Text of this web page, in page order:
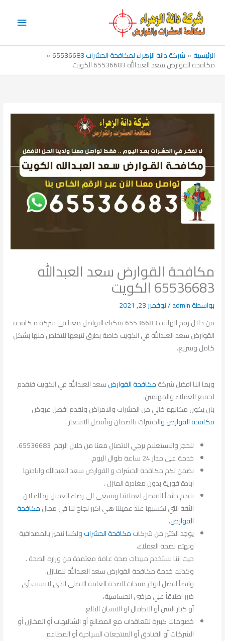
المحتوى
الرئيسية شركة دانة الزهراء لمكافحة الحشرات 65536683
مكافحة القوارض سعد العبدالله 65536683 الكويت
مكافحة القوارض سعد العبدالله
65536683 الكويت
بواسطةadmin
/نوفمبر 23, 2021
من خلال رقم الهاتف 65536683 يمكنك التواصل معنا في شركة مـكافحة
القوارض سعد العبدالله في الكويت خاصة بطرق نتبعها للتخلص منها بشكل
كامل وسريع.
وبما اننا افضل شركةمكافحة القوارضسعد العبدالله في الكويت فنقدم
لجميع العملاء والمهتمين،
بان يكون مكانهم خالي من الحشرات والامراض ونقدم افضل عروض
مكافحة القوارض والحشرات بالضمان وبأفضل الاسعار .
للحجز والاستعلام يرجي الاتصال معنا من خلال الرقم 65536683.
خدمة على مدار 24 ساعة طوال اليوم.
نضمن لكم مكافحة الحشرات و القوارض سعد العبدالله وابادتها
ابادة فورية بدون مغادرة المنزل .
نقدم دائماً الافضل لعملائنا ونسعي الي رضاء العميل وذلك لان
الثقة التي نكسبها عند عميلنا هي اكبر نجاح لنا في مجالمكافحة
القوارض.
يوجد الكثير من شركاتمكافحة الحشراتولكننا نتميز بالمصداقية
ونهتم بصحة العملاء،
حيث اننا نستخدم مبيدات صحة عامة معتمدة من وزارة الصحة .
وكذلك خدمة مكافحة القوارض سعد العبدالله للمنازل.
وايضاً افضل انواع مبيدات الصحة العامة الاصلي الذي لايسبب أي
ضرر اطلاقاً علي مرضي الحساسية،
أو كبار السن أو الاطفال او الانسان البالغ.
خصومات كبيرة للتعاقدات مع المصانع أو الشاليهات أو المخازن أو
الشركات أو الفنادق أو المنتجعات السياحية أو المطاعم .